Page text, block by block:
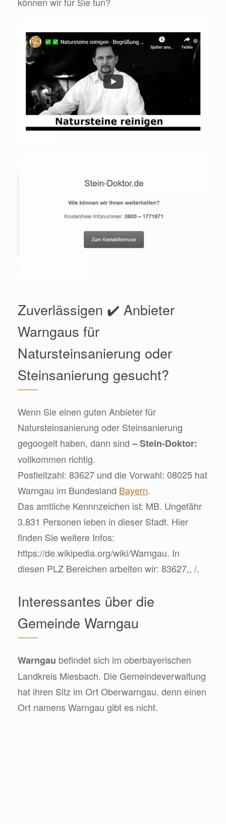
Zuverlässigen ✔️ Anbieter
Warngaus für
Natursteinsanierung oder
Steinsanierung gesucht?
Wenn Sie einen guten Anbieter für
Natursteinsanierung oder Steinsanierung
gegoogelt haben, dann sind– Stein-Doktor:
vollkommen richtig.
Postleitzahl: 83627 und die Vorwahl: 08025 hat
Warngau im Bundesland Bayern.
Das amtliche Kennnzeichen ist: MB. Ungefähr
3.831 Personen leben in dieser Stadt. Hier
finden Sie weitere Infos:
https://de.wikipedia.org/wiki/Warngau. In
diesen PLZ Bereichen arbeiten wir: 83627,, /.
Interessantes über die
Gemeinde Warngau
Warngau befindet sich im oberbayerischen
Landkreis Miesbach. Die Gemeindeverwaltung
hat ihren Sitz im Ort Oberwarngau, denn einen
Ort namens Warngau gibt es nicht.